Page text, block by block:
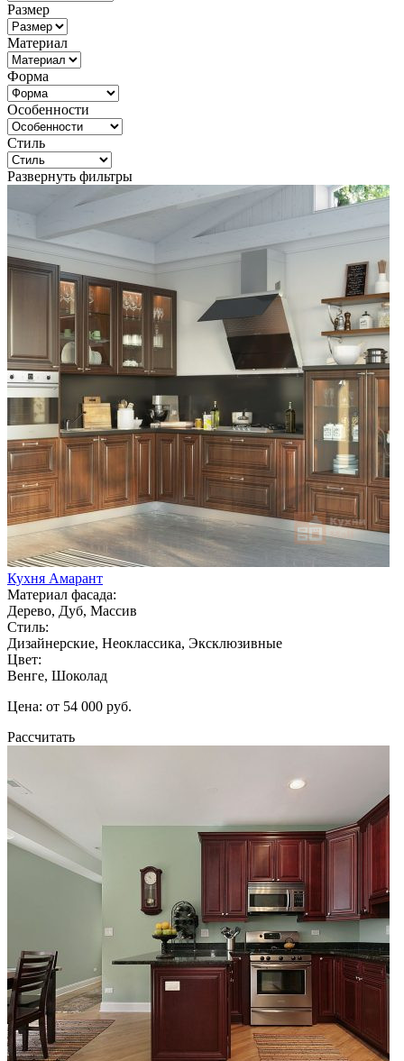
Размер
Материал
Форма
Особенности
Стиль
Развернуть фильтры
Кухня Амарант
Материал фасада:
Дерево, Дуб, Массив
Стиль:
Дизайнерские, Неоклассика, Эксклюзивные
Цвет:
Венге, Шоколад
Цена: от 54 000 руб.
Рассчитать